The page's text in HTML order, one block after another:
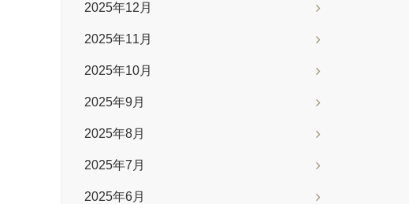
2025年12月
2025年11月
2025年10月
2025年9月
2025年8月
2025年7月
2025年6月